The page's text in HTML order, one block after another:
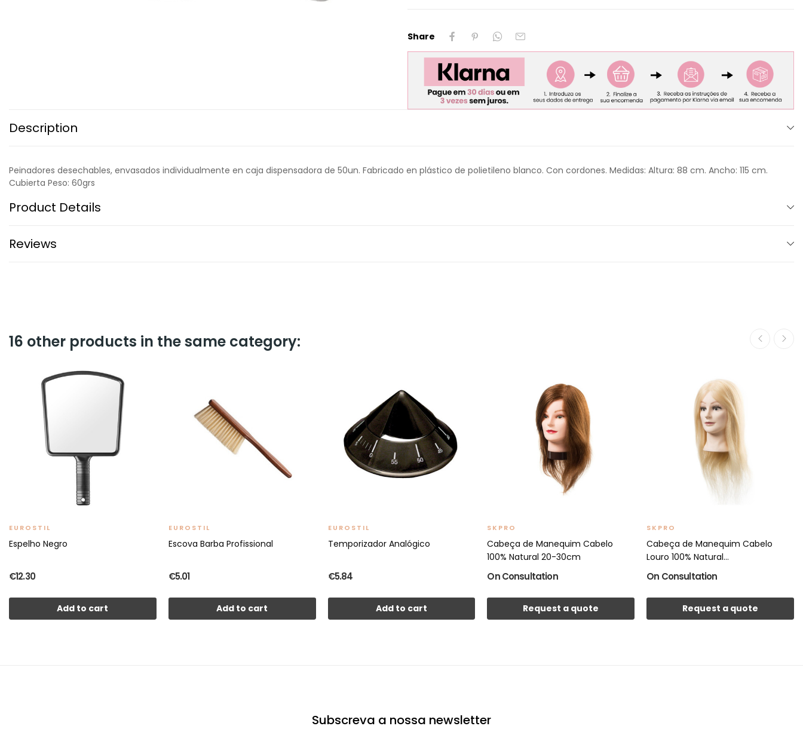
Share
Description
Peinadores desechables, envasados individualmente en caja dispensadora de 50un. Fabricado en plástico de polietileno blanco. Con cordones. Medidas: Altura: 88 cm. Ancho: 115 cm.
Cubierta Peso: 60grs
Product Details
Reviews
16 other products in the same category:
EUROSTIL
Espelho Negro
€12.30
Add to cart
EUROSTIL
Escova Barba Profissional
€5.01
Add to cart
EUROSTIL
Temporizador Analógico
€5.84
Add to cart
SKPRO
Cabeça de Manequim Cabelo
100% Natural 20-30cm
On Consultation
Request a quote
SKPRO
Cabeça de Manequim Cabelo
Louro 100% Natural...
On Consultation
Request a quote
Subscreva a nossa newsletter